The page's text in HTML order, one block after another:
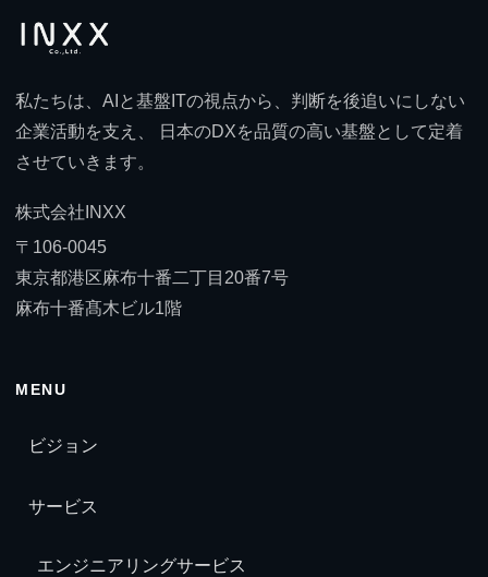
私たちは、AIと基盤ITの視点から、判断を後追いにしない
企業活動を支え、 日本のDXを品質の高い基盤として定着
させていきます。
株式会社INXX
〒106-0045
東京都港区麻布十番二丁目20番7号
麻布十番髙木ビル1階
MENU
ビジョン
サービス
エンジニアリングサービス